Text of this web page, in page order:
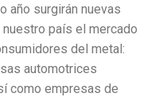
año surgirán nuevas
país el mercado
del metal:
automotrices
como empresas de